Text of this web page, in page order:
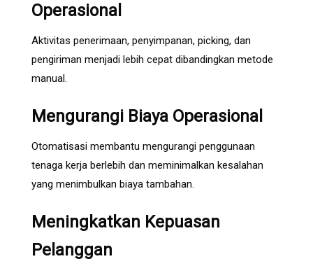
Operasional
Aktivitas penerimaan, penyimpanan, picking, dan
pengiriman menjadi lebih cepat dibandingkan metode
manual.
Mengurangi Biaya Operasional
Otomatisasi membantu mengurangi penggunaan
tenaga kerja berlebih dan meminimalkan kesalahan
yang menimbulkan biaya tambahan.
Meningkatkan Kepuasan
Pelanggan